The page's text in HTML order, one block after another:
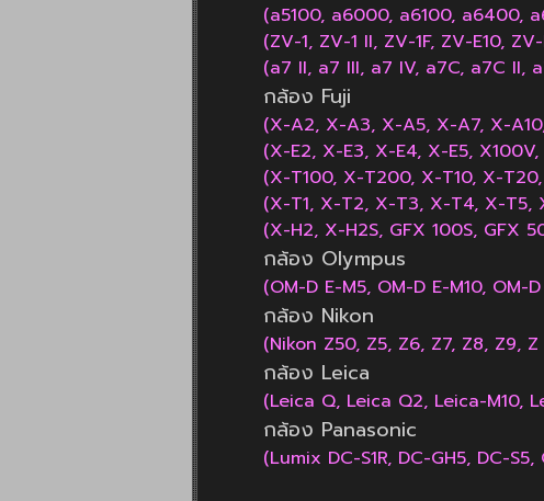
(a5100, a6000, a6100, a6400,
(ZV-1, ZV-1 II, ZV-1F, ZV-E10, ZV-
(a7 II, a7 III, a7 IV, a7C, a7C II,
กล้อง Fuji
(X-A2, X-A3, X-A5, X-A7, X-
(X-E2, X-E3, X-E4, X-E5, X100V,
(X-T100, X-T200, X-T10, X-
(X-T1, X-T2, X-T3, X-T4, X-T5,
(X-H2, X-H2S, GFX 100S, GFX
กล้อง Olympus
(OM-D E-M5, OM-D E-M10, OM-
กล้อง Nikon
(Nikon Z50, Z5, Z6, Z7, Z8, Z9,
กล้อง Leica
(Leica Q, Leica Q2, Leica-M10,
กล้อง Panasonic
(Lumix DC-S1R, DC-GH5, DC-S5,